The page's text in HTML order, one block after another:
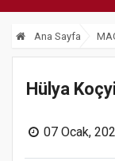
Ana Sayfa
Hülya
07 Ocak,